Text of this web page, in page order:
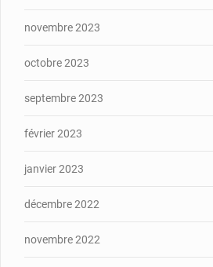
novembre 2023
octobre 2023
septembre 2023
février 2023
janvier 2023
décembre 2022
novembre 2022